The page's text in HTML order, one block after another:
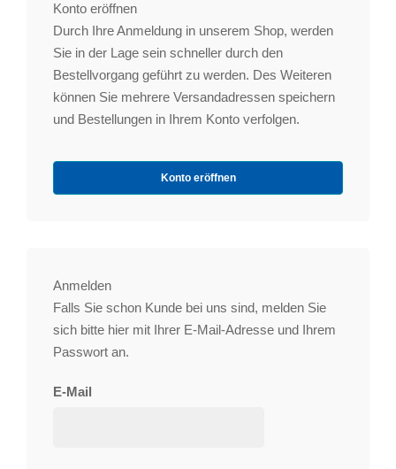
Konto eröffnen
Durch Ihre Anmeldung in unserem Shop, werden
Sie in der Lage sein schneller durch den
Bestellvorgang geführt zu werden. Des Weiteren
können Sie mehrere Versandadressen speichern
und Bestellungen in Ihrem Konto verfolgen.
Konto eröffnen
Anmelden
Falls Sie schon Kunde bei uns sind, melden Sie
sich bitte hier mit Ihrer E-Mail-Adresse und Ihrem
Passwort an.
E-Mail